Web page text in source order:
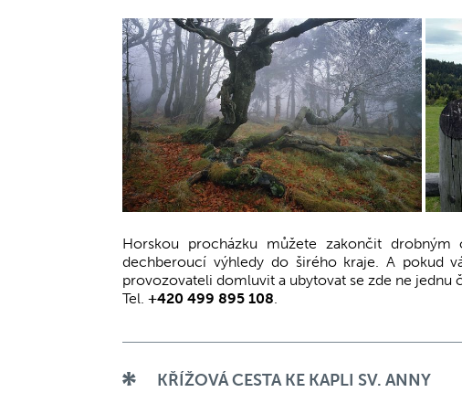
Horskou procházku můžete zakončit drobným
dechberoucí výhledy do širého kraje. A pokud
provozovateli domluvit a ubytovat se zde ne jednu
Tel.+420 499 895 108
KŘÍŽOVÁ CESTA KE KAPLI SV. ANNY